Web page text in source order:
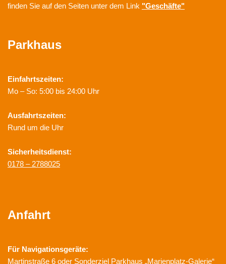
finden Sie auf den Seiten unter dem Link "Geschäfte"
Parkhaus
Einfahrtszeiten:
Mo – So: 5:00 bis 24:00 Uhr
Ausfahrtszeiten:
Rund um die Uhr
Sicherheitsdienst:
0178 – 2788025
Anfahrt
Für Navigationsgeräte:
Martinstraße 6 oder Sonderziel Parkhaus „Marienplatz-Galerie“